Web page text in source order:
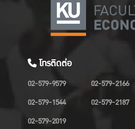
โทรติดต่อ
02-579-9579
02-579-1544
02-579-2019
02-579-2166
02-579-2187